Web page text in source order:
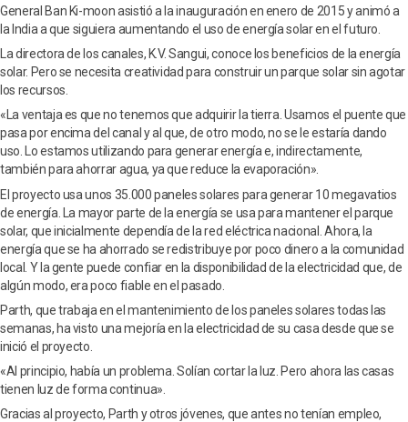
General Ban Ki-moon asistió a la inauguración en enero de 2015 y animó a
la India a que siguiera aumentando el uso de energía solar en el futuro.
La directora de los canales, K.V. Sangui, conoce los beneficios de la energía
solar. Pero se necesita creatividad para construir un parque solar sin agotar
los recursos.
«La ventaja es que no tenemos que adquirir la tierra. Usamos el puente que
pasa por encima del canal y al que, de otro modo, no se le estaría dando
uso. Lo estamos utilizando para generar energía e, indirectamente,
también para ahorrar agua, ya que reduce la evaporación».
El proyecto usa unos 35.000 paneles solares para generar 10 megavatios
de energía. La mayor parte de la energía se usa para mantener el parque
solar, que inicialmente dependía de la red eléctrica nacional. Ahora, la
energía que se ha ahorrado se redistribuye por poco dinero a la comunidad
local. Y la gente puede confiar en la disponibilidad de la electricidad que, de
algún modo, era poco fiable en el pasado.
Parth, que trabaja en el mantenimiento de los paneles solares todas las
semanas, ha visto una mejoría en la electricidad de su casa desde que se
inició el proyecto.
«Al principio, había un problema. Solían cortar la luz. Pero ahora las casas
tienen luz de forma continua».
Gracias al proyecto, Parth y otros jóvenes, que antes no tenían empleo,